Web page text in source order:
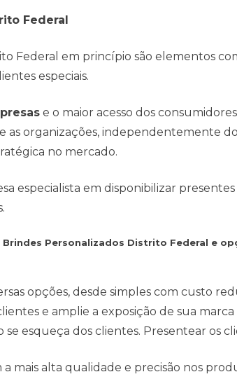
Federal
Federal em princípio são elementos
especiais.
e o maior acesso dos
as organizações, independentemente
no mercado.
especialista em disponibilizar
Brindes Personalizados Distrito Federal e
opções, desde simples com custo
e amplie a exposição de sua marca
esqueça dos clientes. Presentear os
mais alta qualidade e precisão nos